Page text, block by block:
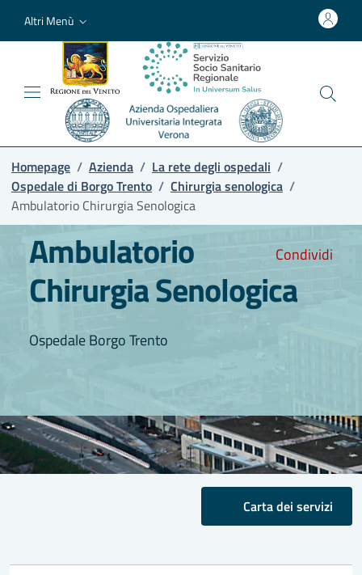
Altri Menù
Homepage / Azienda / La rete degli ospedali /
Ospedale di Borgo Trento / Chirurgia senologica /
Ambulatorio Chirurgia Senologica
Condividi
Ambulatorio
Chirurgia Senologica
Ospedale Borgo Trento
Carta dei servizi